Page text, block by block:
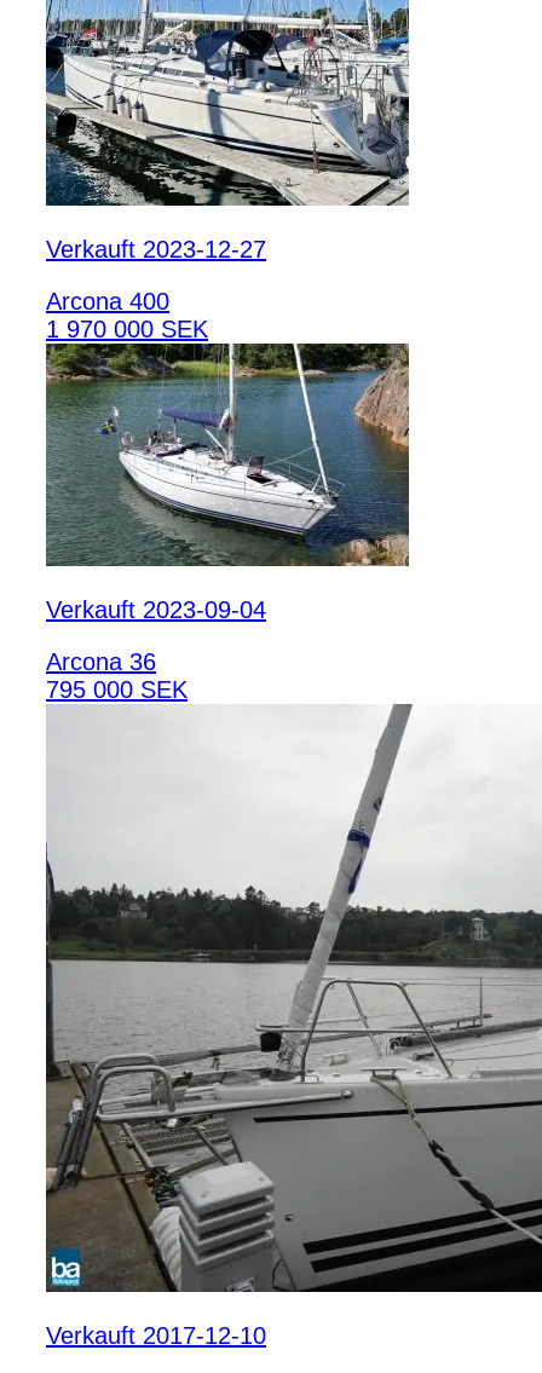
Verkauft 2023-12-27
Arcona 400
1 970 000 SEK
Verkauft 2023-09-04
Arcona 36
795 000 SEK
Verkauft 2017-12-10